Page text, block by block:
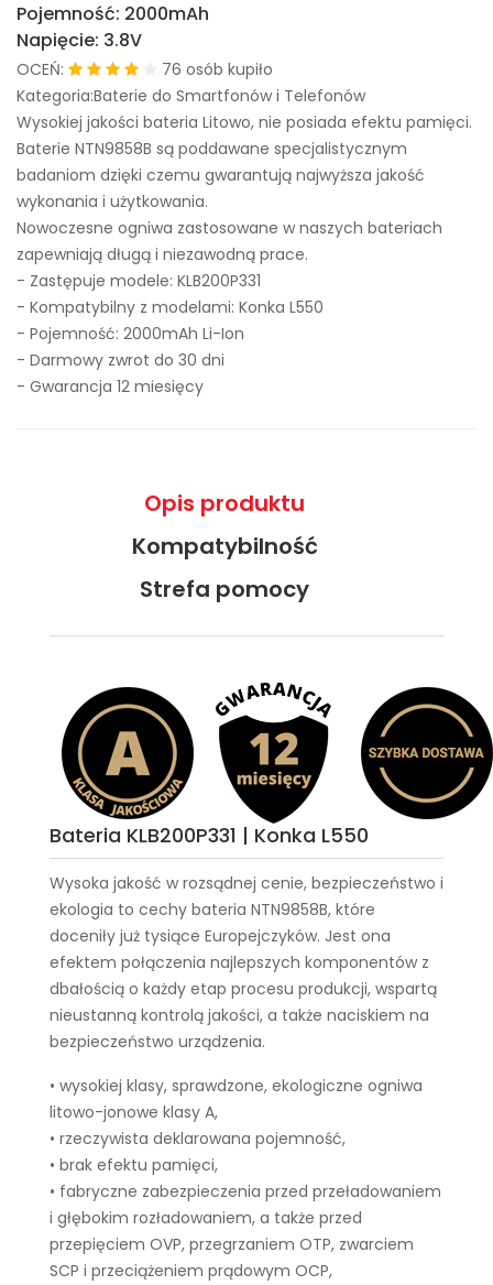
Pojemność: 2000mAh
Napięcie: 3.8V
OCEŃ:
76 osób kupiło
Kategoria:Baterie do Smartfonów i Telefonów
Wysokiej jakości bateria Litowo, nie posiada efektu pamięci.
Baterie NTN9858B są poddawane specjalistycznym
badaniom dzięki czemu gwarantują najwyższa jakość
wykonania i użytkowania.
Nowoczesne ogniwa zastosowane w naszych bateriach
zapewniają długą i niezawodną prace.
- Zastępuje modele: KLB200P331
- Kompatybilny z modelami: Konka L550
- Pojemność: 2000mAh Li-Ion
- Darmowy zwrot do 30 dni
- Gwarancja 12 miesięcy
Opis produktu
Kompatybilność
Strefa pomocy
Bateria KLB200P331 | Konka L550
Wysoka jakość w rozsądnej cenie, bezpieczeństwo i
ekologia to cechy bateria NTN9858B, które
doceniły już tysiące Europejczyków. Jest ona
efektem połączenia najlepszych komponentów z
dbałością o każdy etap procesu produkcji, wspartą
nieustanną kontrolą jakości, a także naciskiem na
bezpieczeństwo urządzenia.
• wysokiej klasy, sprawdzone, ekologiczne ogniwa
litowo-jonowe klasy A,
• rzeczywista deklarowana pojemność,
• brak efektu pamięci,
• fabryczne zabezpieczenia przed przeładowaniem
i głębokim rozładowaniem, a także przed
przepięciem OVP, przegrzaniem OTP, zwarciem
SCP i przeciążeniem prądowym OCP,